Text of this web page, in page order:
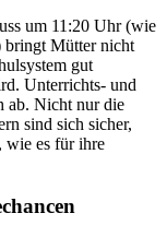
um 11:20 Uhr (wie
bringt Mütter nicht
gut
Unterrichts- und
ab. Nicht nur die
sind sich sicher,
wie es für ihre